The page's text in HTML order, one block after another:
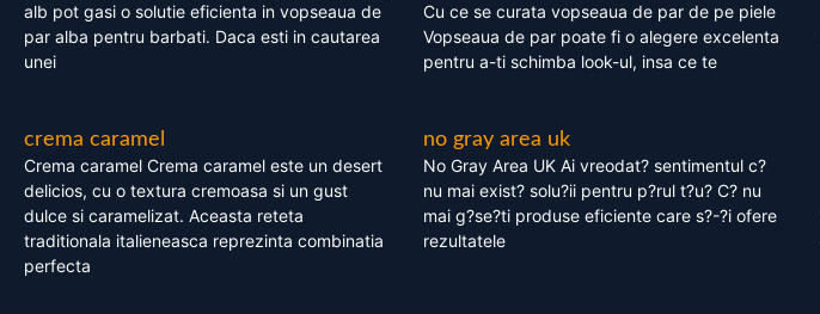
alb pot gasi o solutie eficienta in vopseaua de
par alba pentru barbati. Daca esti in cautarea
unei
Cu ce se curata vopseaua de par de pe piele
Vopseaua de par poate fi o alegere excelenta
pentru a-ti schimba look-ul, insa ce te
crema caramel
Crema caramel Crema caramel este un desert
delicios, cu o textura cremoasa si un gust
dulce si caramelizat. Aceasta reteta
traditionala italieneasca reprezinta combinatia
perfecta
no gray area uk
No Gray Area UK Ai vreodat? sentimentul c?
nu mai exist? solu?ii pentru p?rul t?u? C? nu
mai g?se?ti produse eficiente care s?-?i ofere
rezultatele